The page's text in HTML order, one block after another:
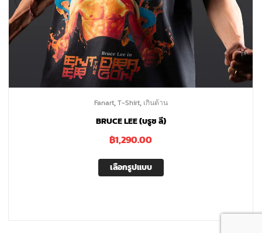
Fanart,T-Shirt, เกินต้าน
BRUCE LEE (บรูซ ลี)
฿1,290.00
เลือกรูปแบบ